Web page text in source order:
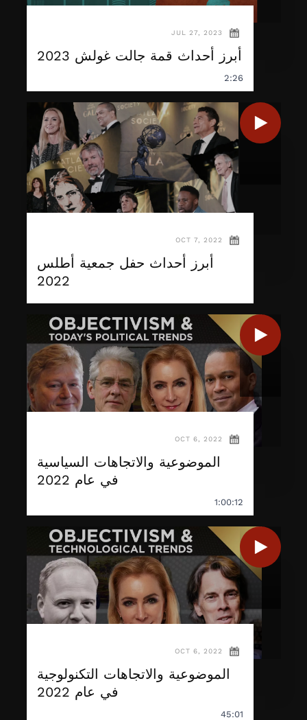
JUL 27, 2023
أبرز أحداث قمة جالت غولش 2023
2:26
OCT 7, 2022
أبرز أحداث حفل جمعية أطلس
2022
OCT 6, 2022
الموضوعية والاتجاهات السياسية
في عام 2022
1:00:12
OCT 6, 2022
الموضوعية والاتجاهات التكنولوجية
في عام 2022
45:01